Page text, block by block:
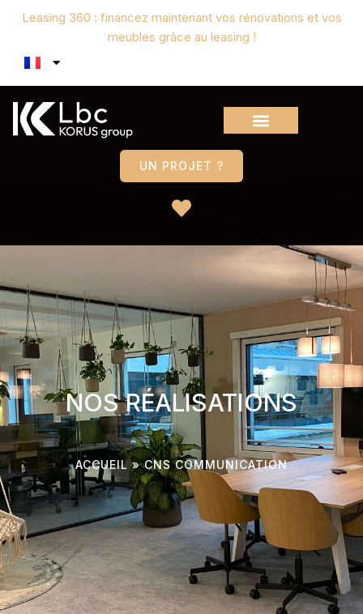
Leasing 360 : financez maintenant vos rénovations et vos
meubles grâce au leasing !
UN PROJET ?
NOS RÉALISATIONS
ACCUEIL »CNS COMMUNICATION